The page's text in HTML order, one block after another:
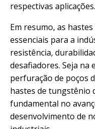
respectivas aplicações.
Em resumo, as
essenciais para a
resistência,
desafiadores. Seja na
perfuração de poços
hastes de tungstênio
fundamental no
desenvolvimento de